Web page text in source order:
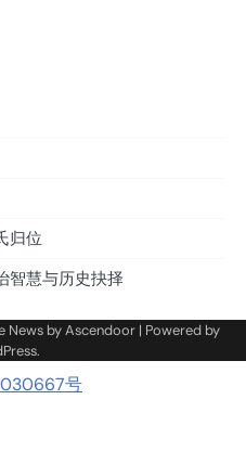
归位
智慧与历史抉择
News byAscendoor| Powered by
.
号